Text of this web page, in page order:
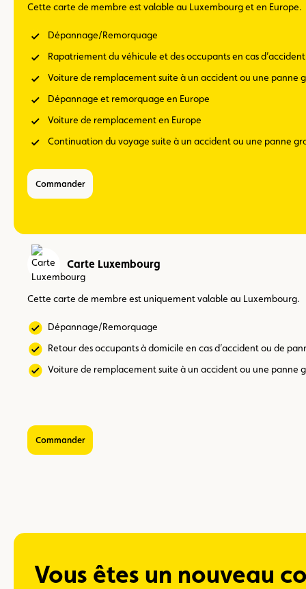
Cette carte de membre est valable au Luxembourg et en Europe.
Dépannage/Remorquage
Rapatriement du véhicule et des occupants en cas
Voiture de remplacement suite à un accident ou une panne
Dépannage et remorquage en Europe
Voiture de remplacement en Europe
Continuation du voyage suite à un accident ou une panne
Commander
Carte Luxembourg
Cette carte de membre est uniquement valable au Luxembourg.
Dépannage/Remorquage
Retour des occupants à domicile en cas d’accident ou de
Voiture de remplacement suite à un accident ou une panne
Commander
Vous êtes un nouveau